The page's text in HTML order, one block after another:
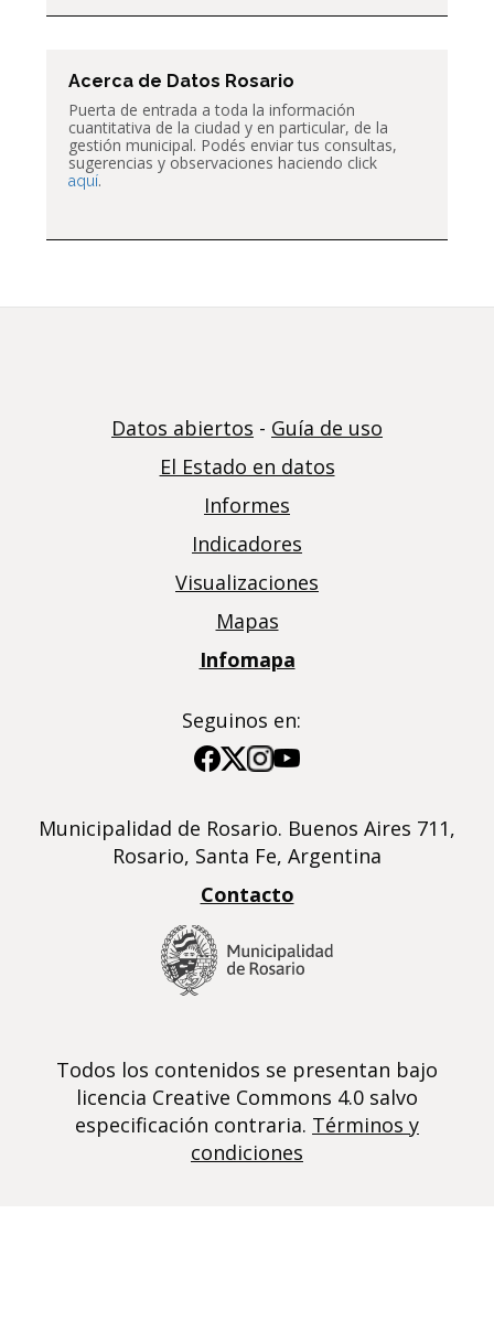
Acerca de Datos Rosario
Puerta de entrada a toda la información
cuantitativa de la ciudad y en particular, de la
gestión municipal. Podés enviar tus consultas,
sugerencias y observaciones haciendo click
aquí.
Datos abiertos - Guía de uso
El Estado en datos
Informes
Indicadores
Visualizaciones
Mapas
Infomapa
Seguinos en:
Imagen
Imagen
Imagen
Imagen
Municipalidad de Rosario. Buenos Aires 711,
Rosario, Santa Fe, Argentina
Contacto
Todos los contenidos se presentan bajo
licencia Creative Commons 4.0 salvo
especificación contraria. Términos y
condiciones